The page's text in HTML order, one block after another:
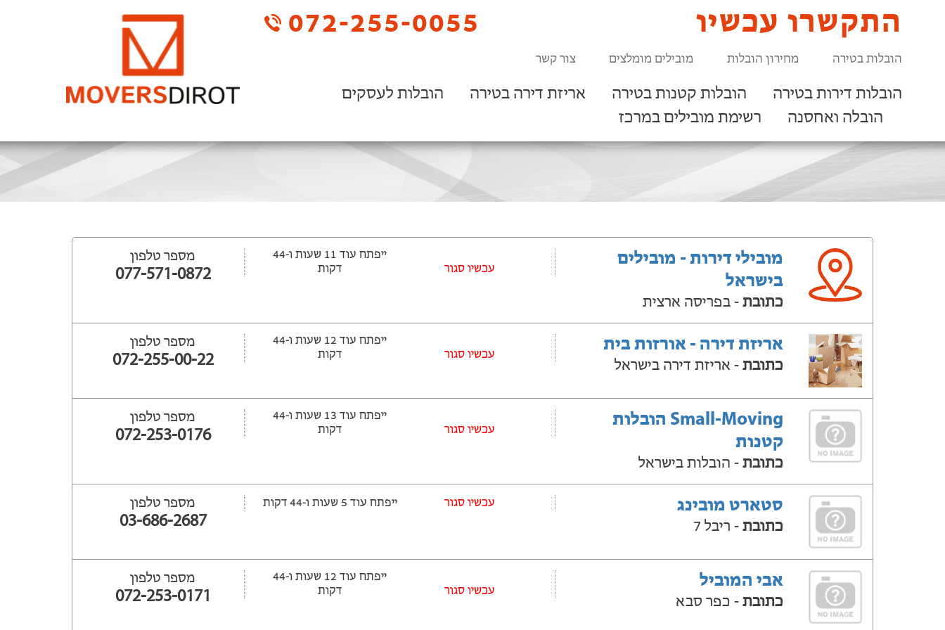
072-255-0055 התקשרו עכשיו
הובלות בטירה מחירון הובלות מובילים מומלצים צור קשר
הובלות דירות בטירה הובלות קטנות בטירה אריזת דירה בטירה
הובלות לעסקים
הובלה ואחסנה
רשימת מובילים במרכז
מובילי דירות - מובילים
בישראל
כתובת - בפריסה ארצית
עכשיו סגור
ייפתח עוד 11 שעות ‫ו-44
דקות
מספר טלפון
077-571-0872
אריזת דירה - אורזות בית
כתובת - אריזת דירה בישראל
עכשיו סגור
ייפתח עוד 12 שעות ‫ו-44
דקות
מספר טלפון
072-255-00-22
Small-Moving הובלות
קטנות
כתובת - הובלות בישראל
עכשיו סגור
ייפתח עוד 13 שעות ‫ו-44
דקות
מספר טלפון
072-253-0176
סטארט מובינג
כתובת - ריבל 7
עכשיו סגור ייפתח עוד 5 שעות ‫ו-44 דקות מספר טלפון
03-686-2687
אבי המוביל
כתובת - כפר סבא
עכשיו סגור
ייפתח עוד 12 שעות ‫ו-44
דקות
מספר טלפון
072-253-0171